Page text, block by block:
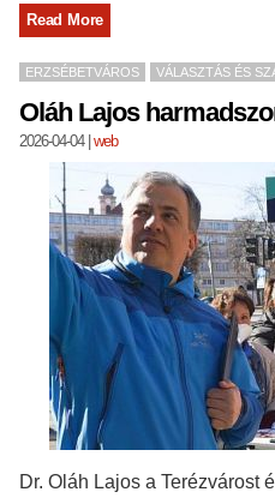
Read More
ERZSÉBETVÁROS VÁLASZTÁS ÉS
Oláh Lajos
2026-04-04| web
Dr. Oláh Lajos a Terézvárost